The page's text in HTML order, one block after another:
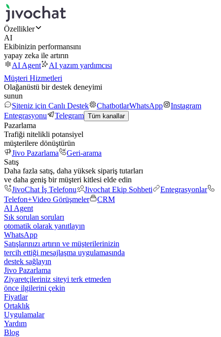
Özellikler
AI
Ekibinizin performansını
yapay zeka ile artırın
AI Agent
AI yazım yardımcısı
Müşteri Hizmetleri
Olağanüstü bir destek deneyimi
sunun
Siteniz için Canlı Destek
ChatbotlarWhatsApp
Instagram
Entegrasyonu
Telegram Tüm kanallar
Pazarlama
Trafiği nitelikli potansiyel
müşterilere dönüştürün
Jivo Pazarlama
Geri-arama
Satış
Daha fazla satış, daha yüksek sipariş tutarları
ve daha geniş bir müşteri kitlesi elde edin
JivoChat İş Telefonu
Jivochat Ekip Sohbeti
Entegrasyonlar
Telefon+Video Görüşmeler
CRM
AI Agent
Sık sorulan soruları
otomatik olarak yanıtlayın
WhatsApp
Satışlarınızı artırın ve müşterilerinizin
tercih ettiği mesajlaşma uygulamasında
destek sağlayın
Jivo Pazarlama
Ziyaretçileriniz siteyi terk etmeden
önce ilgilerini çekin
Fiyatlar
Ortaklık
Uygulamalar
Yardım
Blog